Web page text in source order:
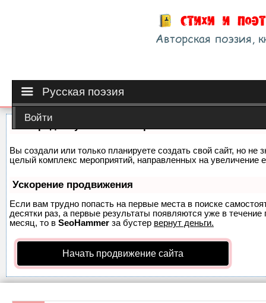
Русская поэзия
Войти
Вы создали или только планируете создать свой сайт, но не
целый комплекс мероприятий, направленных на увеличение
Ускорение продвижения
Если вам трудно попасть на первые места в поиске
десятки раз, а первые результаты появляются уже в
месяц, то в SeoHammer за бустер вернут деньги.
Начать продвижение сайта